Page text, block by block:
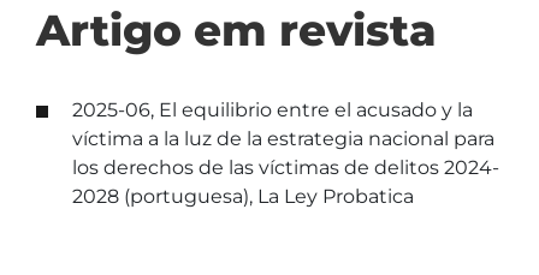
Artigo em revista
2025-06, El equilibrio entre el acusado y la
víctima a la luz de la estrategia nacional para
los derechos de las víctimas de delitos 2024-
2028 (portuguesa), La Ley Probatica